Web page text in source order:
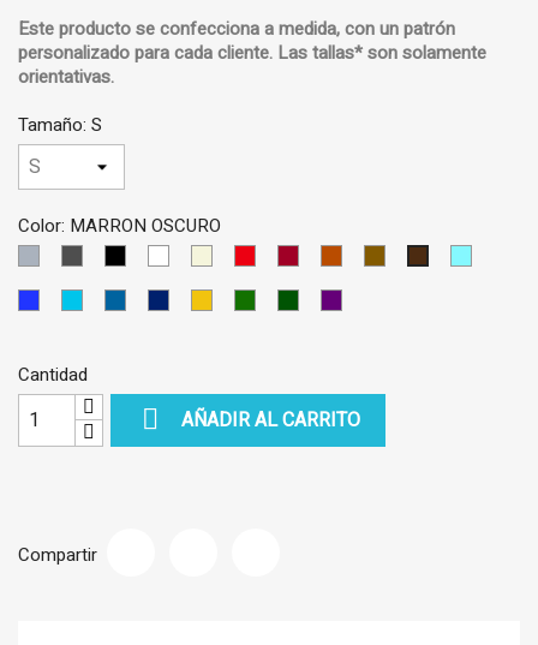
Este producto se confecciona a medida, con unpatrón
personalizadopara cada cliente. Las tallas* son solamente
orientativas.
Tamaño: S
Color: MARRON OSCURO
LADRILLOMARRON
Cantidad
 AÑADIR AL CARRITO
Compartir